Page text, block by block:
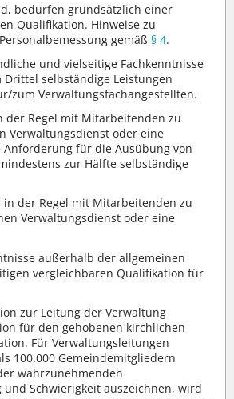
bedürfen grundsätzlich einer
Qualifikation. Hinweise zu
gemäß § 4.
und vielseitige Fachkenntnisse
selbständige Leistungen
zum Verwaltungsfachangestellten.
Regel mit Mitarbeitenden zu
Verwaltungsdienst oder eine
für die Ausübung von
zur Hälfte selbständige
der Regel mit Mitarbeitenden zu
Verwaltungsdienst oder eine
außerhalb der allgemeinen
vergleichbaren Qualifikation für
zur Leitung der Verwaltung
für den gehobenen kirchlichen
Für Verwaltungsleitungen
100.000 Gemeindemitgliedern
wahrzunehmenden
Schwierigkeit auszeichnen, wird